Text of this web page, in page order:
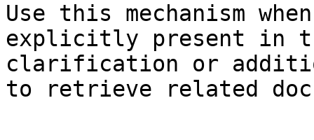
Use this mechanism
explicitly present in
clarification or